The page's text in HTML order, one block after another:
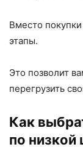
Вместо
этапы.
Это позволит
перегрузить
Как
по низкой